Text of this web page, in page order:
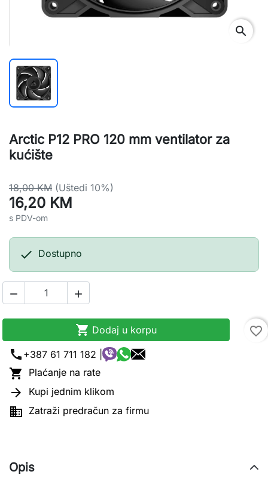
search
Arctic P12 PRO 120 mm ventilator za
kućište
18,00 KM (Uštedi 10%)
16,20 KM
s PDV-om
 Dostupno
 
 Dodaj u korpu
favorite_border
call +387 61 711 182 |
 Plaćanje na rate
 Kupi jednim klikom
 Zatraži predračun za firmu
Opis